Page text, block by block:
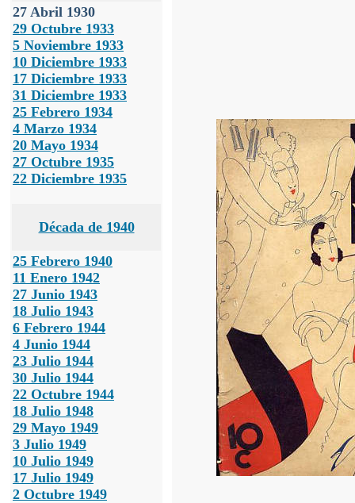
27 Abril 1930
29 Octubre 1933
5 Noviembre 1933
10 Diciembre 1933
17 Diciembre 1933
31 Diciembre 1933
25 Febrero 1934
4 Marzo 1934
20 Mayo 1934
27 Octubre 1935
22 Diciembre 1935
Década de 1940
25 Febrero 1940
11 Enero 1942
27 Junio 1943
18 Julio 1943
6 Febrero 1944
4 Junio 1944
23 Julio 1944
30 Julio 1944
22 Octubre 1944
18 Julio 1948
29 Mayo 1949
3 Julio 1949
10 Julio 1949
17 Julio 1949
2 Octubre 1949